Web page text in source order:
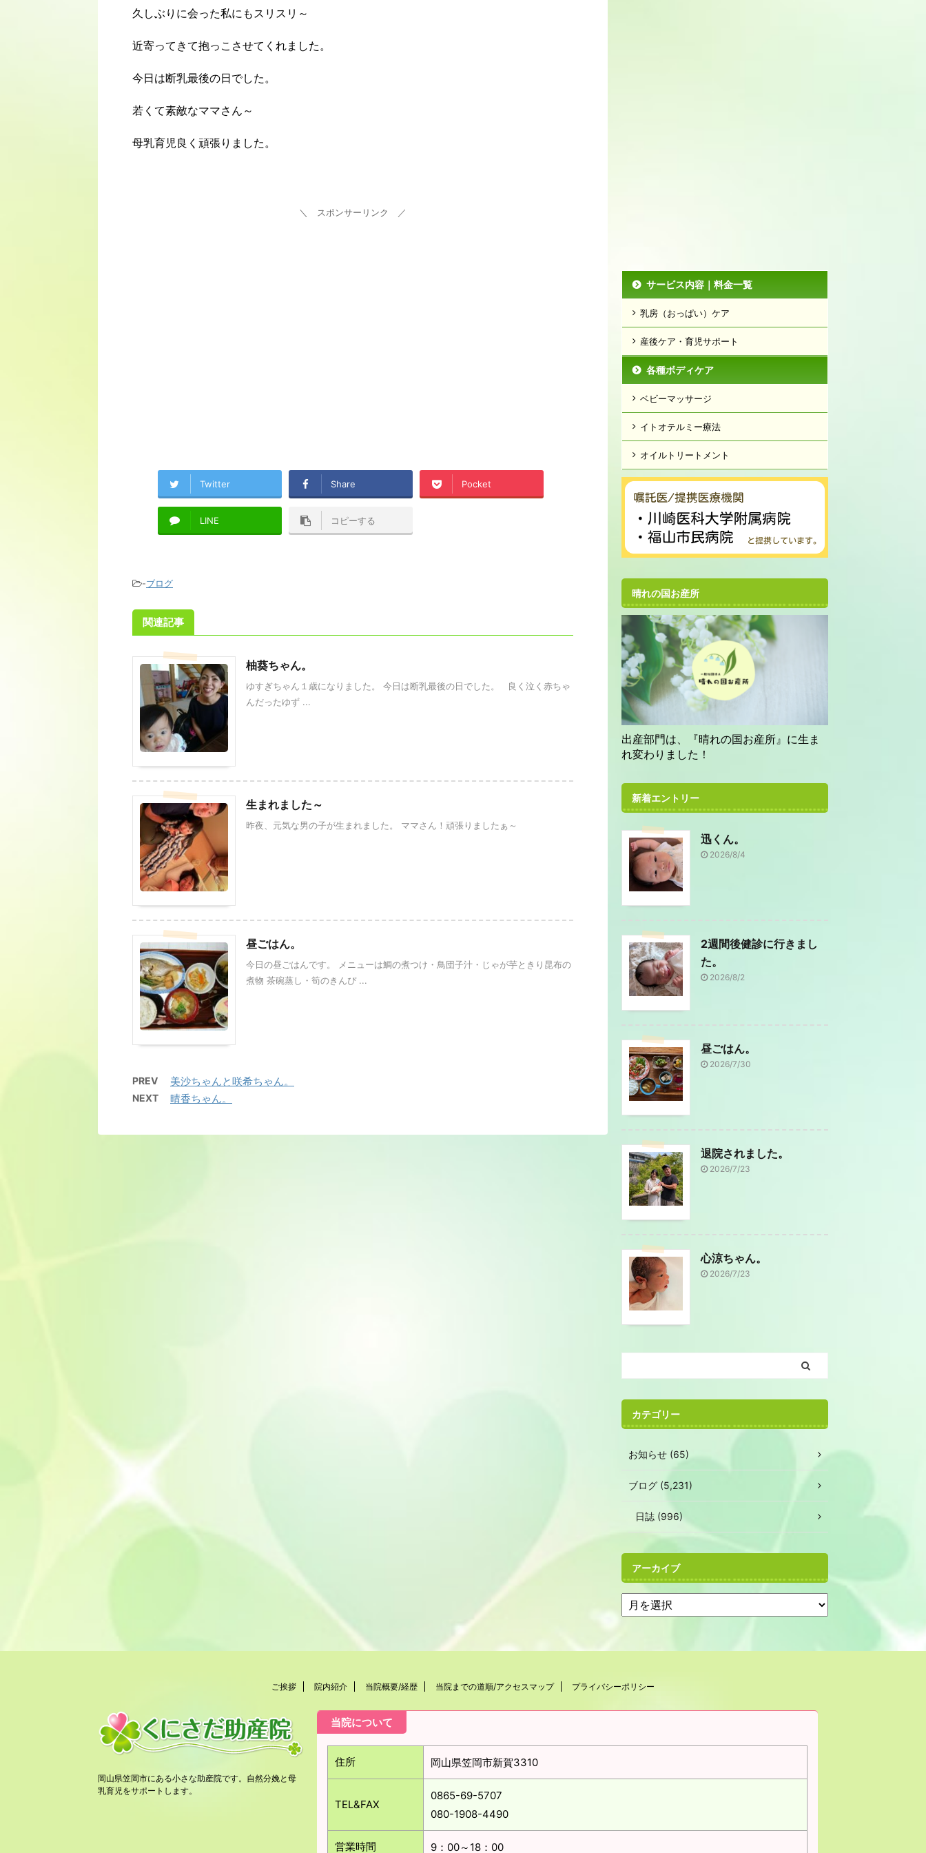
久しぶりに会った私にもスリスリ～
近寄ってきて抱っこさせてくれました。
今日は断乳最後の日でした。
若くて素敵なママさん～
母乳育児良く頑張りました。
＼ スポンサーリンク ／
Twitter Share Pocket
LINE コピーする
-ブログ
関連記事
柚葵ちゃん。
ゆすぎちゃん１歳になりました。 今日は断乳最後の日でした。 良く泣く赤ちゃ
んだったゆず ...
生まれました～
昨夜、元気な男の子が生まれました。 ママさん！頑張りましたぁ～
昼ごはん。
今日の昼ごはんです。 メニューは鯛の煮つけ・鳥団子汁・じゃが芋ときり昆布の
煮物 茶碗蒸し・筍のきんぴ ...
PREV 美沙ちゃんと咲希ちゃん。
NEXT 晴香ちゃん。
サービス内容｜料金一覧
乳房（おっぱい）ケア
産後ケア・育児サポート
各種ボディケア
ベビーマッサージ
イトオテルミー療法
オイルトリートメント
晴れの国お産所
出産部門は、『晴れの国お産所』に生ま
れ変わりました！
新着エントリー
迅くん。
2026/8/4
2週間後健診に行きまし
た。
2026/8/2
昼ごはん。
2026/7/30
退院されました。
2026/7/23
心涼ちゃん。
2026/7/23
カテゴリー
お知らせ (65)
ブログ (5,231)
日誌 (996)
アーカイブ
ご挨拶 院内紹介 当院概要/経歴 当院までの道順/アクセスマップ プライバシーポリシー
当院について
住所 岡山県笠岡市新賀3310
TEL&FAX
0865-69-5707
080-1908-4490
営業時間 9：00～18：00
岡山県笠岡市にある小さな助産院です。自然分娩と母
乳育児をサポートします。